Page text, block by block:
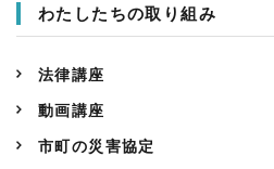
わたしたちの取り組み
法律講座
動画講座
市町の災害協定